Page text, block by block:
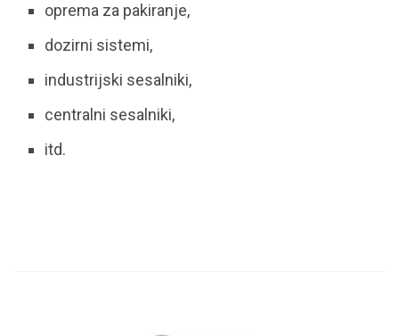
oprema za pakiranje,
dozirni sistemi,
industrijski sesalniki,
centralni sesalniki,
itd.